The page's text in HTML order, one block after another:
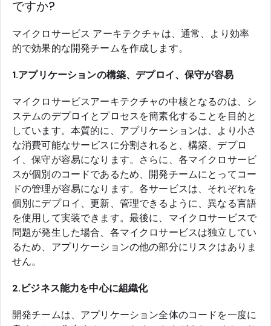
ですか?
マイクロサービス アーキテクチャは、通常、より効率
的で効果的な開発チームを作成します。
1.アプリケーションの構築、デプロイ、保守が容易
マイクロサービスアーキテクチャの中核となるのは、シ
ステムのデプロイとプロセスを簡素化することを目的と
しています。本質的に、アプリケーションは、より小さ
な消費可能なサービスに分割されると、構築、デプロ
イ、保守が容易になります。さらに、各マイクロサービ
スが個別のコードであるため、開発チームにとってコー
ドの管理が容易になります。各サービスは、それぞれを
個別にデプロイ、更新、管理できるように、異なる言語
を使用して実装できます。最後に、マイクロサービスで
問題が発生した場合、各マイクロサービスは独立してい
るため、アプリケーションの他の部分にリスクはありま
せん。
2.ビジネス能力を中心に組織化
開発チームは、アプリケーション全体のコードを一度に